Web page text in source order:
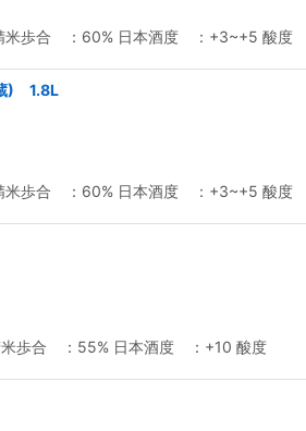
米歩合 ：60% 日本酒度 ：+3~+5 酸
) 1.8L
米歩合 ：60% 日本酒度 ：+3~+5 酸
米歩合 ：55% 日本酒度 ：+10 酸度